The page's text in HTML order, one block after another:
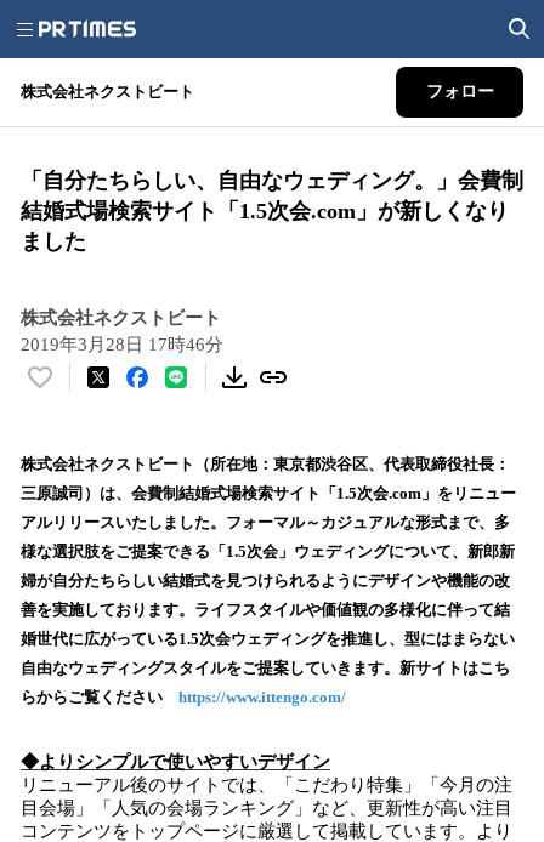
株式会社ネクストビート フォロー
「自分たちらしい、自由なウェディング。」会費制
結婚式場検索サイト「1.5次会.com」が新しくなり
ました
株式会社ネクストビート
2019年3月28日 17時46分
い
！
数
を
読
み
込
み
中
で
す
株式会社ネクストビート（所在地：東京都渋谷区、代表取締役社長：
三原誠司）は、会費制結婚式場検索サイト「1.5次会.com」をリニュー
アルリリースいたしました。フォーマル～カジュアルな形式まで、多
様な選択肢をご提案できる「1.5次会」ウェディングについて、新郎新
婦が自分たちらしい結婚式を見つけられるようにデザインや機能の改
善を実施しております。ライフスタイルや価値観の多様化に伴って結
婚世代に広がっている1.5次会ウェディングを推進し、型にはまらない
自由なウェディングスタイルをご提案していきます。新サイトはこち
らからご覧ください https://www.ittengo.com/
◆よりシンプルで使いやすいデザイン
リニューアル後のサイトでは、「こだわり特集」「今月の注
目会場」「人気の会場ランキング」など、更新性が高い注目
コンテンツをトップページに厳選して掲載しています。より